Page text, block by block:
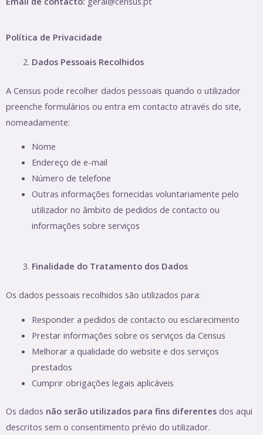
Política de Privacidade
Dados Pessoais Recolhidos
A Census pode recolher dados pessoais quando o utilizador
preenche formulários ou entra em contacto através do site,
nomeadamente:
Nome
Endereço de e-mail
Número de telefone
Outras informações fornecidas voluntariamente pelo
utilizador no âmbito de pedidos de contacto ou
informações sobre serviços
Finalidade do Tratamento dos Dados
Os dados pessoais recolhidos são utilizados para:
Responder a pedidos de contacto ou esclarecimento
Prestar informações sobre os serviços da Census
Melhorar a qualidade do website e dos serviços
prestados
Cumprir obrigações legais aplicáveis
Os dados não serão utilizados para fins diferentes dos aqui
descritos sem o consentimento prévio do utilizador.